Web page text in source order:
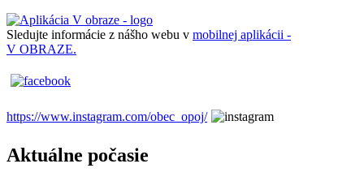
Sledujte informácie z nášho webu v mobilnej aplikácii -
V OBRAZE.
https://www.instagram.com/obec_opoj/
Aktuálne počasie